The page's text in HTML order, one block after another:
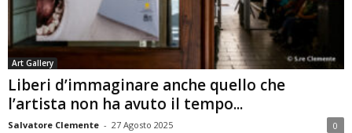
Art Gallery
Liberi d’immaginare anche quello che
l’artista non ha avuto il tempo...
Salvatore Clemente - 27 Agosto 2025 0